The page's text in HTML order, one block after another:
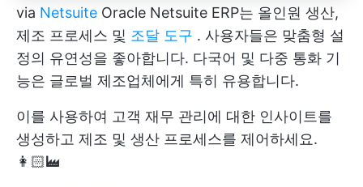
via Netsuite Oracle Netsuite ERP는 올인원 생산,
제조 프로세스 및 조달 도구 . 사용자들은 맞춤형 설
정의 유연성을 좋아합니다. 다국어 및 다중 통화 기
능은 글로벌 제조업체에게 특히 유용합니다.
이를 사용하여 고객 재무 관리에 대한 인사이트를
생성하고 제조 및 생산 프로세스를 제어하세요.
👩🏻‍🏭